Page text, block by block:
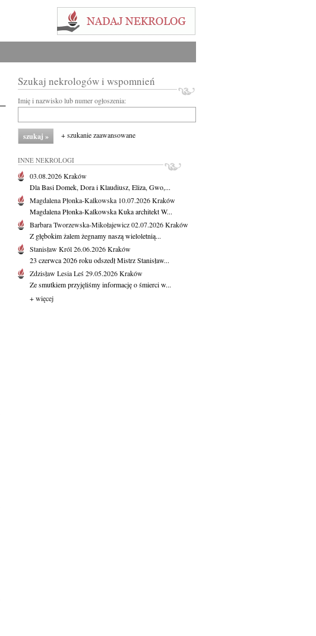
Szukaj nekrologów i wspomnień
Imię i nazwisko lub numer ogłoszenia:
+ szukanie zaawansowane
INNE NEKROLOGI
03.08.2026Kraków
Dla Basi Domek, Dora i Klaudiusz, Eliza, Gwo,...
Magdalena Płonka-Kalkowska 10.07.2026Kraków
Magdalena Płonka-Kalkowska Kuka architekt W...
Barbara Tworzewska-Mikołajewicz02.07.2026Kraków
Z głębokim żalem żegnamy naszą wieloletnią...
Stanisław Król26.06.2026Kraków
23 czerwca 2026 roku odszedł Mistrz Stanisław...
Zdzisław Lesia Leś29.05.2026Kraków
Ze smutkiem przyjęliśmy informację o śmierci w...
+ więcej